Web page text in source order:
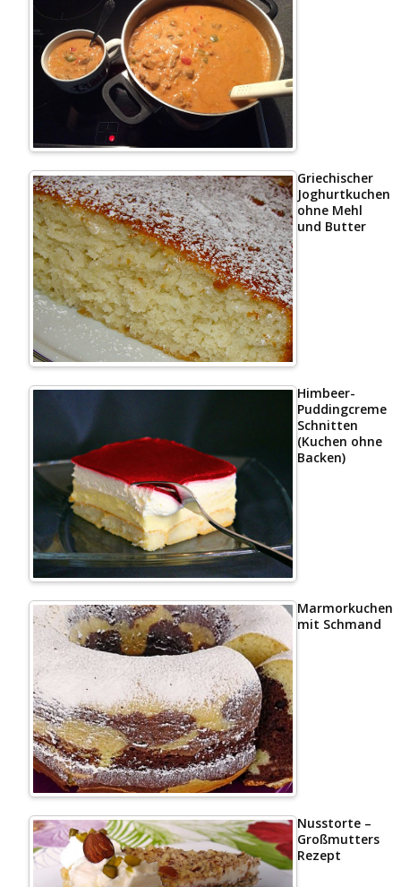
Griechischer
Joghurtkuchen
ohne Mehl
und Butter
Himbeer-
Puddingcreme
Schnitten
(Kuchen ohne
Backen)
Marmorkuchen
mit Schmand
Nusstorte –
Großmutters
Rezept